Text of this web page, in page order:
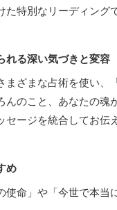
た特別なリーディング
れる深い気づきと変容
まざまな占術を使い、
んのこと、あなたの魂
セージを統合してお伝
め
使命」や「今世で本